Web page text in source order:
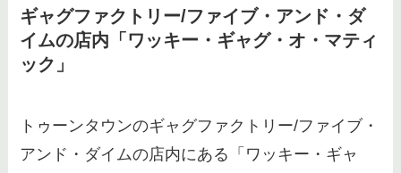
ギャグファクトリー/ファイブ・アンド・ダ
イムの店内「ワッキー・ギャグ・オ・マティ
ック」
トゥーンタウンのギャグファクトリー/ファイブ・
アンド・ダイムの店内にある「ワッキー・ギャ